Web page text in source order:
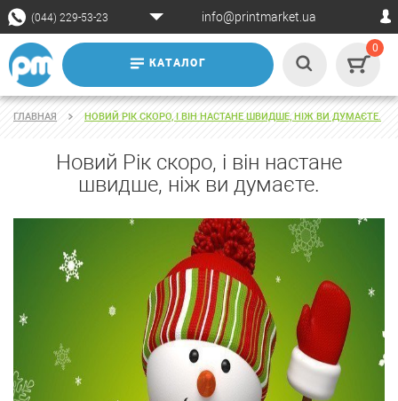
(044) 229-53-23 info@printmarket.ua
КАТАЛОГ
0
ГЛАВНАЯ НОВИЙ РІК СКОРО, І ВІН НАСТАНЕ ШВИДШЕ, НІЖ ВИ ДУМАЄТЕ.
Новий Рік скоро, і він настане
швидше, ніж ви думаєте.